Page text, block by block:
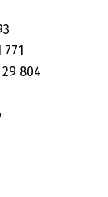
771
29 804